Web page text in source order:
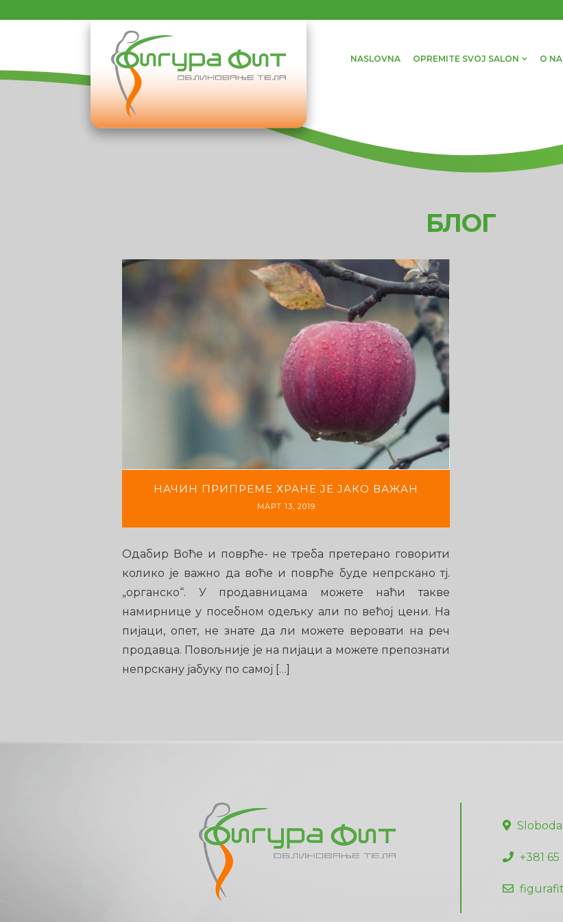
NASLOVNA OPREMITE SVOJ SALON O
БЛОГ
НАЧИН ПРИПРЕМЕ ХРАНЕ ЈЕ ЈАКО ВАЖАН
МАРТ 13, 2019
Одабир Воће и поврће- не треба претерано говорити
колико је важно да воће и поврће буде непрскано тј.
„органско“. У продавницама можете наћи такве
намирнице у посебном одељку али по већој цени. На
пијаци, опет, не знате да ли можете веровати на реч
продавца. Повољније је на пијаци а можете препознати
непрскану јабуку по самој […]
+381 65